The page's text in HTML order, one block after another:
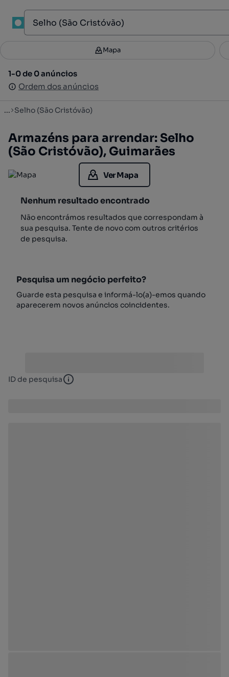
Filtros 3
1-0 de 0 anúncios
Ordem dos anúncios
Mapa
1-0 de 0 anúncios
Ordem dos anúncios
... Selho (São Cristóvão)
Armazéns para arrendar: Selho
(São Cristóvão), Guimarães
Ver Mapa
Nenhum resultado encontrado
Não encontrámos resultados que correspondam à
sua pesquisa. Tente de novo com outros critérios
de pesquisa.
Pesquisa um negócio perfeito?
Guarde esta pesquisa e informá-lo(a)-emos quando
aparecerem novos anúncios coincidentes.
ID de pesquisa ID de pesquisa